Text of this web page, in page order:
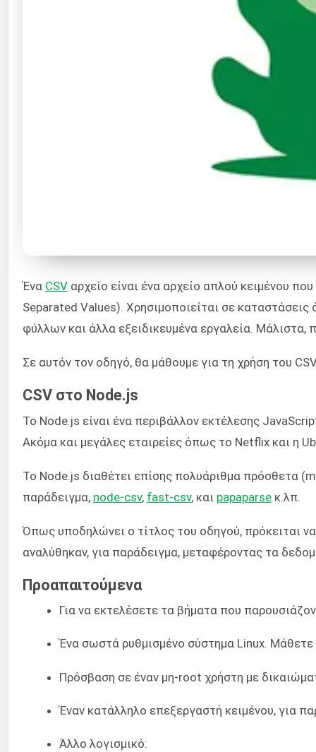
Ένα CSV αρχείο είναι ένα αρχείο απλού κειμένου
Separated Values). Χρησιμοποιείται σε
φύλλων και άλλα εξειδικευμένα εργαλεία.
Σε αυτόν τον οδηγό, θα μάθουμε για τη χρήση του
CSV στο Node.js
Το Node.js είναι ένα περιβάλλον εκτέλεσης
Ακόμα και μεγάλες εταιρείες όπως το Netflix και η
Το Node.js διαθέτει επίσης πολυάριθμα πρόσθετα
παράδειγμα, node-csv, fast-csv, και papaparse κ.λπ.
Όπως υποδηλώνει ο τίτλος του οδηγού, πρόκειται
αναλύθηκαν, για παράδειγμα, μεταφέροντας τα
Προαπαιτούμενα
Για να εκτελέσετε τα βήματα που
Ένα σωστά ρυθμισμένο σύστημα Linux.
Πρόσβαση σε έναν μη-root χρήστη με
Έναν κατάλληλο επεξεργαστή κειμένου, για
Άλλο λογισμικό: